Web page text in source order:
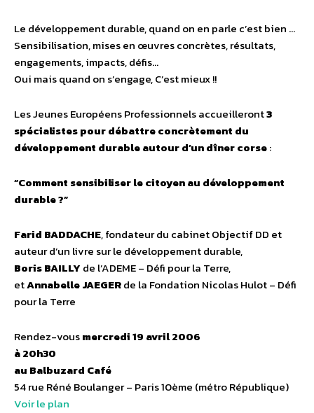
Le développement durable, quand on en parle c’est bien …
Sensibilisation, mises en œuvres concrètes, résultats,
engagements, impacts, défis…
Oui mais quand on s’engage, C’est mieux !!
Les Jeunes Européens Professionnels accueilleront3
spécialistes pour débattre concrètement du
développement durable autour d’un dîner corse:
“Comment sensibiliser le citoyen au développement
durable ?”
Farid BADDACHE, fondateur du cabinet Objectif DD et
auteur d’un livre sur le développement durable,
Boris BAILLYde l’ADEME – Défi pour la Terre,
etAnnabelle JAEGERde la Fondation Nicolas Hulot – Défi
pour la Terre
Rendez-vousmercredi 19 avril 2006
à 20h30
au Balbuzard Café
54 rue Réné Boulanger – Paris 10ème (métro République)
Voir le plan